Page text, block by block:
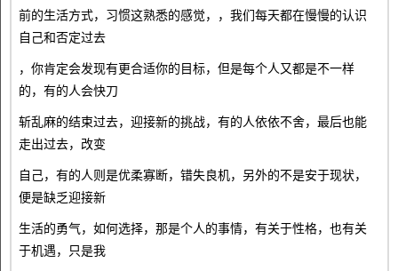
前的生活方式，习惯这熟悉的感觉，，我们每天都在慢慢的认识
自己和否定过去
，你肯定会发现有更合适你的目标，但是每个人又都是不一样
的，有的人会快刀
斩乱麻的结束过去，迎接新的挑战，有的人依依不舍，最后也能
走出过去，改变
自己，有的人则是优柔寡断，错失良机，另外的不是安于现状，
便是缺乏迎接新
生活的勇气，如何选择，那是个人的事情，有关于性格，也有关
于机遇，只是我